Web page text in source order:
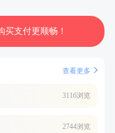
买支付更顺畅！
查看更多
3116浏览
2744浏览